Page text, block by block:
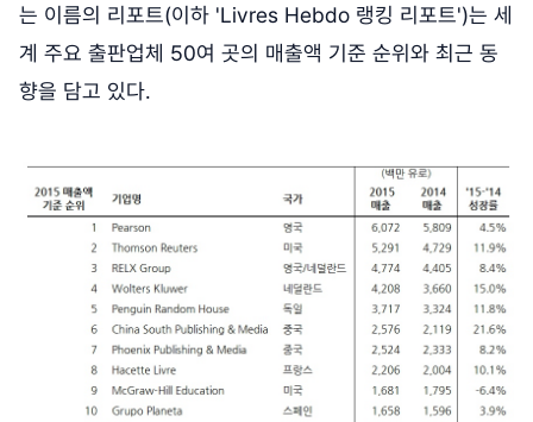
는 이름의 리포트(이하 'Livres Hebdo 랭킹 리포트')는 세
계 주요 출판업체 50여 곳의 매출액 기준 순위와 최근 동
향을 담고 있다.